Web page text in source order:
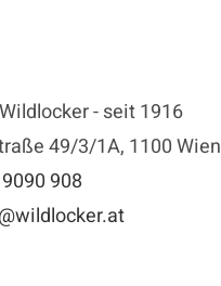
- seit 1916
49/3/1A, 1100 Wien
908